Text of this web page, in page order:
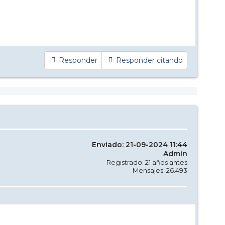
Responder Responder citando
Enviado: 21-09-2024 11:44
Admin
Registrado: 21 años antes
Mensajes: 26.493